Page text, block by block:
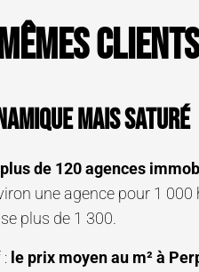
clients
mais saturé
plus de 120 agences
une agence pour 1
plus de 1 300.
: le prix moyen au m² à